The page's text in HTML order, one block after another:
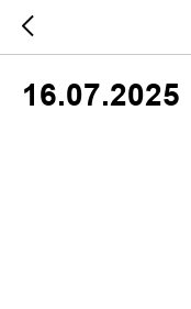
16.07.2025